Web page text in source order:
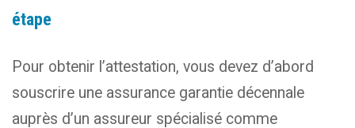
étape
Pour obtenir l’attestation, vous devez d’abord
souscrire une assurance garantie décennale
auprès d’un assureur spécialisé comme